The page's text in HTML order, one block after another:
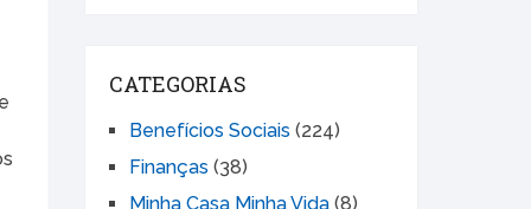
CATEGORIAS
Benefícios Sociais (224)
Finanças (38)
Minha Casa Minha Vida (8)